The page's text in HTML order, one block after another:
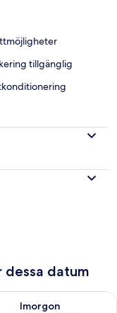
tillgänglig
datum
8 - aug. 9
Imorgon
tillgängligheten